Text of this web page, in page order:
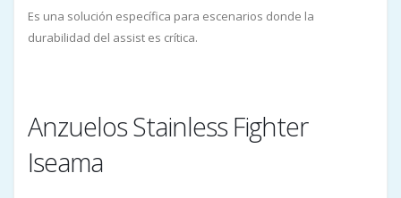
Es una solución específica para escenarios donde la
durabilidad del assist es crítica.
Anzuelos Stainless Fighter
Iseama